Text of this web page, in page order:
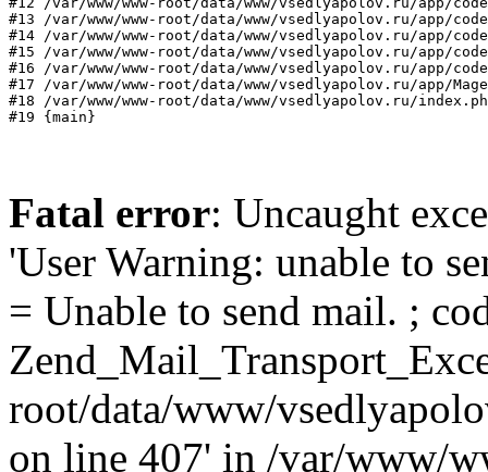
#13 /var/www/www-root/data/www/vsedlyapolov.ru/app/
#14 /var/www/www-root/data/www/vsedlyapolov.ru/app/
#15 /var/www/www-root/data/www/vsedlyapolov.ru/app/
#16 /var/www/www-root/data/www/vsedlyapolov.ru/app/
#17 /var/www/www-root/data/www/vsedlyapolov.ru/app/
#18 /var/www/www-root/data/www/vsedlyapolov.ru/
#19 {main}
Fatal error: Uncaught
'User Warning: unable to
= Unable to send mail. ;
root/data/www/
on line 407' in /var/www/